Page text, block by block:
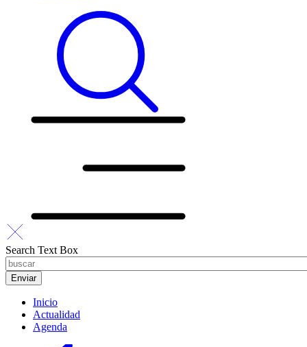
Search Text Box
Inicio
Actualidad
Agenda